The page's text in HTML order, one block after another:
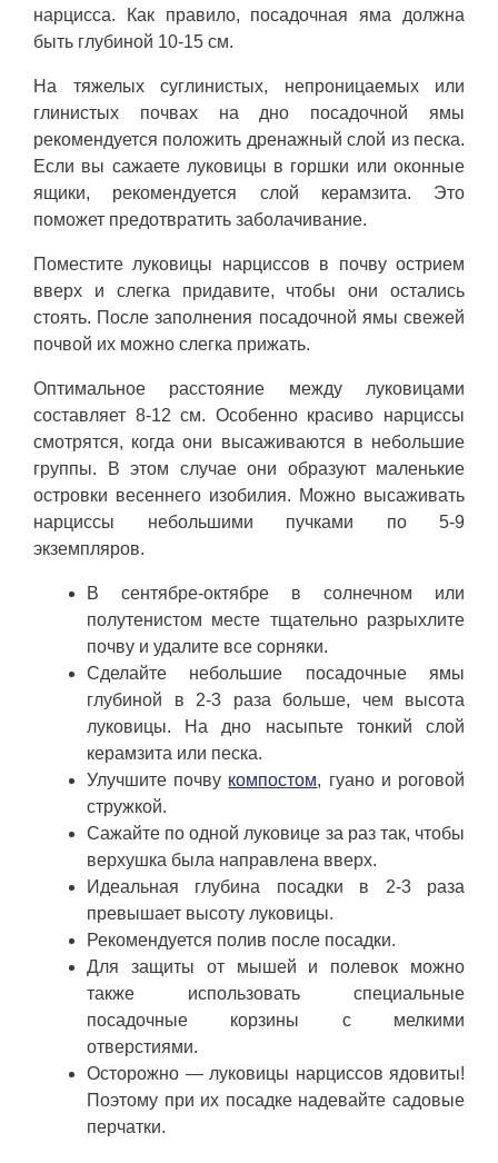
нарцисса. Как правило, посадочная яма должна
быть глубиной 10-15 см.
На тяжелых суглинистых, непроницаемых или
глинистых почвах на дно посадочной ямы
рекомендуется положить дренажный слой из песка.
Если вы сажаете луковицы в горшки или оконные
ящики, рекомендуется слой керамзита. Это
поможет предотвратить заболачивание.
Поместите луковицы нарциссов в почву острием
вверх и слегка придавите, чтобы они остались
стоять. После заполнения посадочной ямы свежей
почвой их можно слегка прижать.
Оптимальное расстояние между луковицами
составляет 8-12 см. Особенно красиво нарциссы
смотрятся, когда они высаживаются в небольшие
группы. В этом случае они образуют маленькие
островки весеннего изобилия. Можно высаживать
нарциссы небольшими пучками по 5-9
экземпляров.
В сентябре-октябре в солнечном или
полутенистом месте тщательно разрыхлите
почву и удалите все сорняки.
Сделайте небольшие посадочные ямы
глубиной в 2-3 раза больше, чем высота
луковицы. На дно насыпьте тонкий слой
керамзита или песка.
Улучшите почву компостом, гуано и роговой
стружкой.
Сажайте по одной луковице за раз так, чтобы
верхушка была направлена вверх.
Идеальная глубина посадки в 2-3 раза
превышает высоту луковицы.
Рекомендуется полив после посадки.
Для защиты от мышей и полевок можно
также использовать специальные
посадочные корзины с мелкими
отверстиями.
Осторожно — луковицы нарциссов ядовиты!
Поэтому при их посадке надевайте садовые
перчатки.